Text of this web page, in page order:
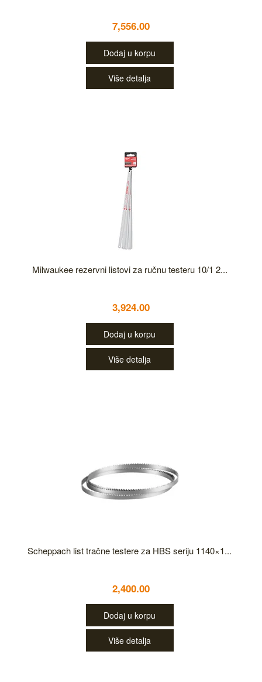
7,556.00
Dodaj u korpu
Više detalja
Milwaukee rezervni listovi za ručnu testeru 10/1 2...
3,924.00
Dodaj u korpu
Više detalja
Scheppach list tračne testere za HBS seriju 1140×1...
2,400.00
Dodaj u korpu
Više detalja